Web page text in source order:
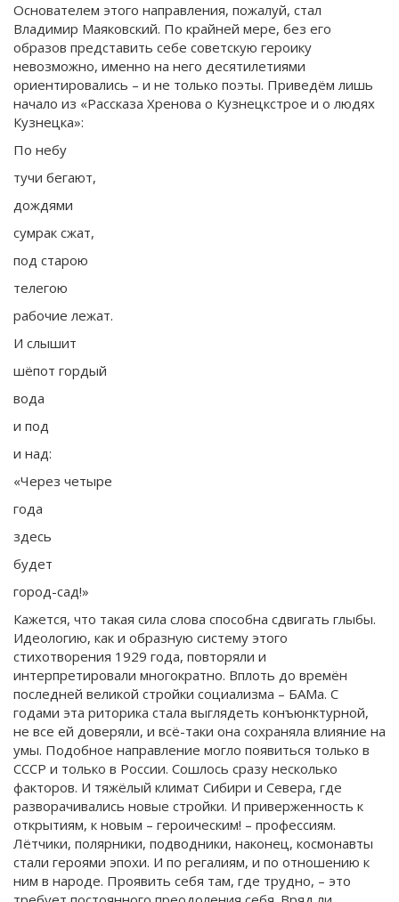
Основателем этого направления, пожалуй, стал
Владимир Маяковский. По крайней мере, без его
образов представить себе советскую героику
невозможно, именно на него десятилетиями
ориентировались – и не только поэты. Приведём лишь
начало из «Рассказа Хренова о Кузнецкстрое и о людях
Кузнецка»:
По небу
тучи бегают,
дождями
сумрак сжат,
под старою
телегою
рабочие лежат.
И слышит
шёпот гордый
вода
и под
и над:
«Через четыре
года
здесь
будет
город-сад!»
Кажется, что такая сила слова способна сдвигать глыбы.
Идеологию, как и образную систему этого
стихотворения 1929 года, повторяли и
интерпретировали многократно. Вплоть до времён
последней великой стройки социализма – БАМа. С
годами эта риторика стала выглядеть конъюнктурной,
не все ей доверяли, и всё-таки она сохраняла влияние на
умы. Подобное направление могло появиться только в
СССР и только в России. Сошлось сразу несколько
факторов. И тяжёлый климат Сибири и Севера, где
разворачивались новые стройки. И приверженность к
открытиям, к новым – героическим! – профессиям.
Лётчики, полярники, подводники, наконец, космонавты
стали героями эпохи. И по регалиям, и по отношению к
ним в народе. Проявить себя там, где трудно, – это